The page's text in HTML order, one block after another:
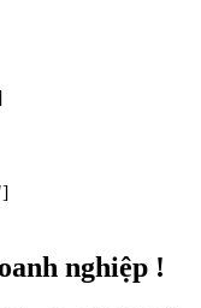
nghiệp !